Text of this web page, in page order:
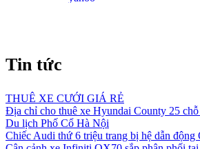
Tin tức
THUÊ XE CƯỚI GIÁ RẺ
Địa chỉ cho thuê xe Hyundai County 25 chỗ
Du lịch Phố Cổ Hà Nội
Chiếc Audi thứ 6 triệu trang bị hệ dẫn